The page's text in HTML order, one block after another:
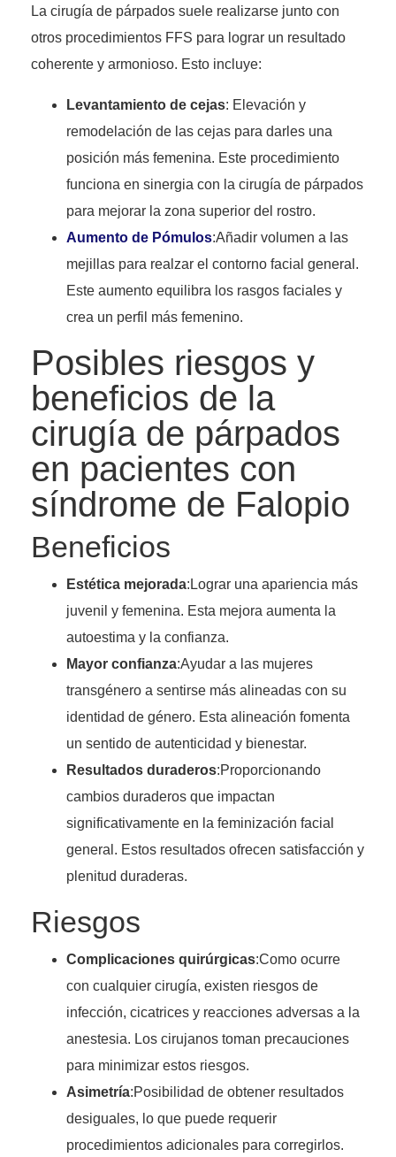
La cirugía de párpados suele realizarse junto con
otros procedimientos FFS para lograr un resultado
coherente y armonioso. Esto incluye:
Levantamiento de cejas: Elevación y
remodelación de las cejas para darles una
posición más femenina. Este procedimiento
funciona en sinergia con la cirugía de párpados
para mejorar la zona superior del rostro.
Aumento de Pómulos:Añadir volumen a las
mejillas para realzar el contorno facial general.
Este aumento equilibra los rasgos faciales y
crea un perfil más femenino.
Posibles riesgos y
beneficios de la
cirugía de párpados
en pacientes con
síndrome de Falopio
Beneficios
Estética mejorada:Lograr una apariencia más
juvenil y femenina. Esta mejora aumenta la
autoestima y la confianza.
Mayor confianza:Ayudar a las mujeres
transgénero a sentirse más alineadas con su
identidad de género. Esta alineación fomenta
un sentido de autenticidad y bienestar.
Resultados duraderos:Proporcionando
cambios duraderos que impactan
significativamente en la feminización facial
general. Estos resultados ofrecen satisfacción y
plenitud duraderas.
Riesgos
Complicaciones quirúrgicas:Como ocurre
con cualquier cirugía, existen riesgos de
infección, cicatrices y reacciones adversas a la
anestesia. Los cirujanos toman precauciones
para minimizar estos riesgos.
Asimetría:Posibilidad de obtener resultados
desiguales, lo que puede requerir
procedimientos adicionales para corregirlos.